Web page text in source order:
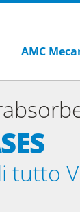
AMC
tutto